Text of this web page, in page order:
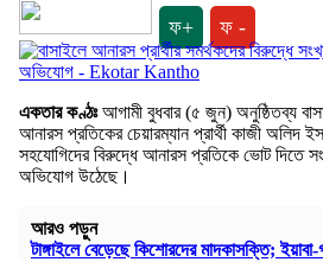
ফ+ ফ -
একতার কণ্ঠঃআগামী বুধবার (৫ জুন) অনুষ্ঠিতব্য
আনারস প্রতিকের চেয়ারম্যান প্রার্থী কাজী অলিদ
সহযোগিদের বিরুদ্ধে আনারস প্রতিকে ভোট দিতে
অভিযোগ উঠেছে।
আরও পড়ুন
টাঙ্গাইলে বেড়েছে কিশোরদের মাদকাসক্তি;